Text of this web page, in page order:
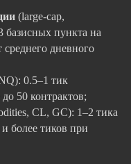
(large-cap,
пункта на
дневного
0.5–1 тик
50 контрактов;
CL, GC): 1–2 тика
более тиков при